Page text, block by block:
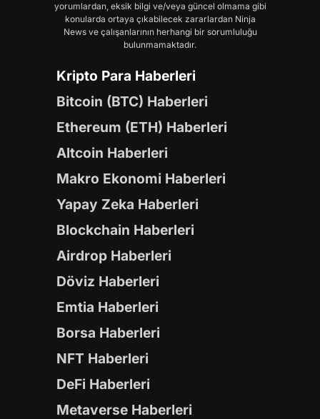
yorumlardan, eksik bilgi ve/veya güncel olmama gibi
konularda ortaya çıkabilecek zararlardan Ninja
News ve çalışanlarının herhangi bir sorumluluğu
bulunmamaktadır.
Kripto Para Haberleri
Bitcoin (BTC) Haberleri
Ethereum (ETH) Haberleri
Altcoin Haberleri
Makro Ekonomi Haberleri
Yapay Zeka Haberleri
Blockchain Haberleri
Airdrop Haberleri
Döviz Haberleri
Emtia Haberleri
Borsa Haberleri
NFT Haberleri
DeFi Haberleri
Metaverse Haberleri